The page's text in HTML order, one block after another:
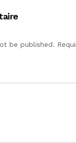
be published.